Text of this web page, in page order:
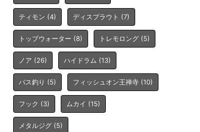
ティモン (4) ディスプラウト (7)
トップウォーター (8) トレモロング (5)
ノア (26) ハイドラム (13)
バス釣り (5) フィッシュオン王禅寺 (10)
フック (3) ムカイ (15)
メタルジグ (5)